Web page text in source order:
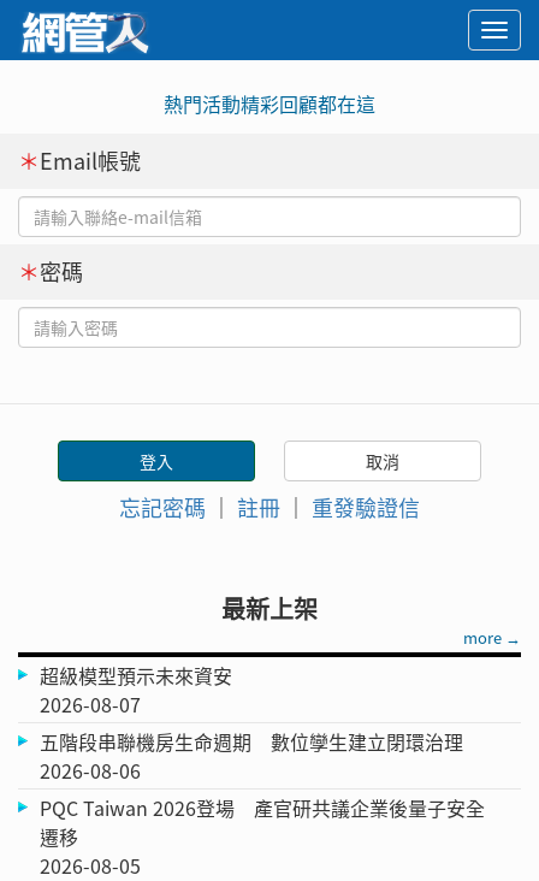
熱門活動精彩回顧都在這
＊Email帳號
＊密碼
忘記密碼 ｜ 註冊 ｜ 重發驗證信
最新上架
more →
超級模型預示未來資安
2026-08-07
五階段串聯機房生命週期 數位孿生建立閉環治理
2026-08-06
PQC Taiwan 2026登場 產官研共議企業後量子安全
遷移
2026-08-05